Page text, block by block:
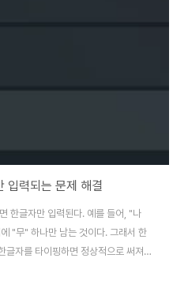
입력되는 문제 해결
한글자만 입력된다. 예를 들어, "나
"무" 하나만 남는 것이다. 그래서 한
글자를 타이핑하면 정상적으로 써져서
4.0 블렌더 한글 입력 오류 해결방